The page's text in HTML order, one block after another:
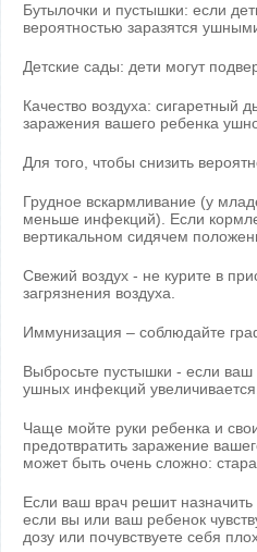
Бутылочки и пустышки: если
вероятностью заразятся
Детские сады: дети могут
Качество воздуха: сигаретный
заражения вашего ребенка
Для того, чтобы снизить
Грудное вскармливание (у
меньше инфекций). Если
вертикальном сидячем
Свежий воздух - не курите в
загрязнения воздуха.
Иммунизация – соблюдайте
Выбросьте пустышки - если ваш
ушных инфекций
Чаще мойте руки ребенка и
предотвратить заражение
может быть очень сложно:
Если ваш врач решит
если вы или ваш ребенок
дозу или почувствуете себя